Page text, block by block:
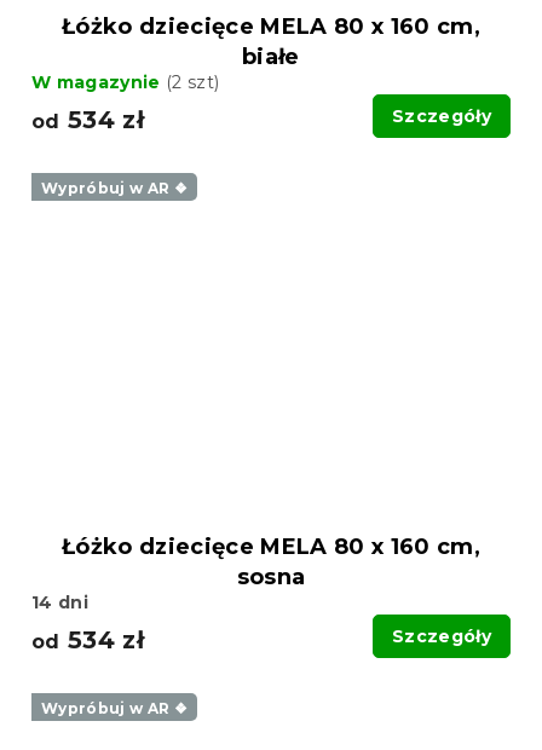
Łóżko dziecięce MELA 80 x 160 cm,
białe
W magazynie (2 szt)
od 534 zł Szczegóły
Wypróbuj w AR ❖
Łóżko dziecięce MELA 80 x 160 cm,
sosna
14 dni
od 534 zł Szczegóły
Wypróbuj w AR ❖